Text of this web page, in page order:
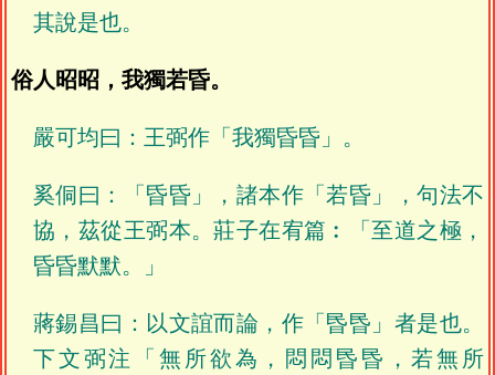
其說是也。
俗人昭昭，我獨若昏。
嚴可均曰：王弼作「我獨昏昏」。
奚侗曰：「昏昏」，諸本作「若昏」，句法不
協，茲從王弼本。莊子在宥篇︰「至道之極，
昏昏默默。」
蔣錫昌曰：以文誼而論，作「昬昬」者是也。
下文弼注「無所欲為，悶悶昬昬，若無所